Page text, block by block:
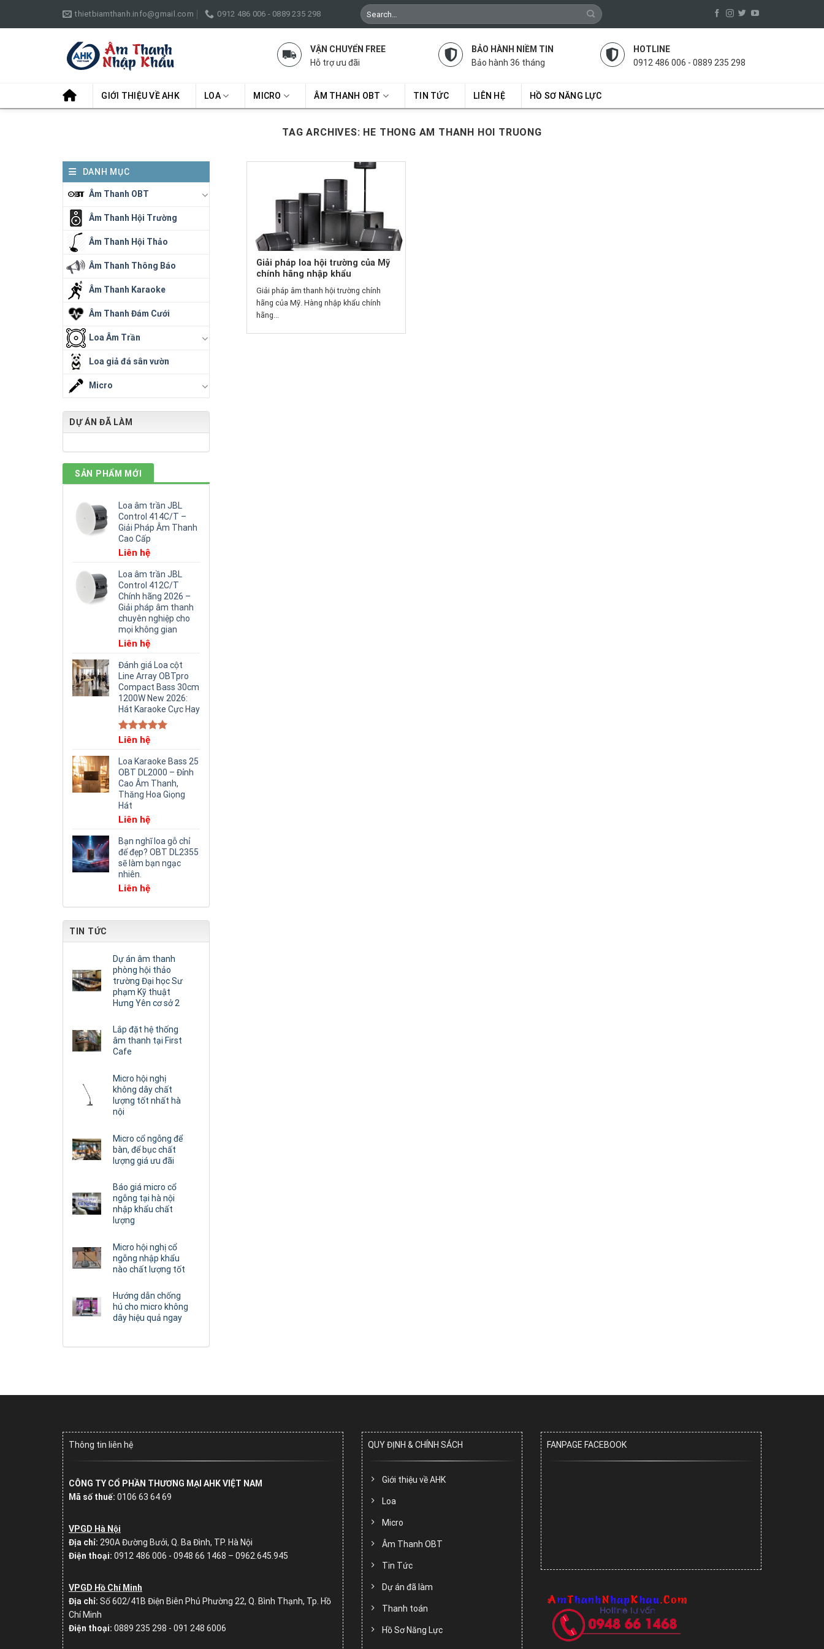
thietbiamthanh.info@gmail.com 0912 486 006 - 0889 235 298
Search
for:
VẬN CHUYỂN FREE
Hỗ trợ ưu đãi
BẢO HÀNH NIỀM TIN
Bảo hành 36 tháng
HOTLINE
0912 486 006 - 0889 235 298
GIỚI THIỆU VỀ AHK LOA MICRO ÂM THANH OBT TIN TỨC LIÊN HỆ HỒ SƠ NĂNG LỰC
TAG ARCHIVES: HE THONG AM THANH HOI TRUONG
DANH MỤC
Âm Thanh OBT
Âm Thanh Hội Trường
Âm Thanh Hội Thảo
Âm Thanh Thông Báo
Âm Thanh Karaoke
Âm Thanh Đám Cưới
Loa Âm Trần
Loa giả đá sân vườn
Micro
DỰ ÁN ĐÃ LÀM
SẢN PHẨM MỚI
Loa âm trần JBL
Control 414C/T –
Giải Pháp Âm Thanh
Cao Cấp
Liên hệ
Loa âm trần JBL
Control 412C/T
Chính hãng 2026 –
Giải pháp âm thanh
chuyên nghiệp cho
mọi không gian
Liên hệ
Đánh giá Loa cột
Line Array OBTpro
Compact Bass 30cm
1200W New 2026:
Hát Karaoke Cực Hay
Rated5.00
Liên hệ
Loa Karaoke Bass 25
OBT DL2000 – Đỉnh
Cao Âm Thanh,
Thăng Hoa Giọng
Hát
Liên hệ
Bạn nghĩ loa gỗ chỉ
để đẹp? OBT DL2355
sẽ làm bạn ngạc
nhiên.
Liên hệ
TIN TỨC
Dự án âm thanh
phòng hội thảo
trường Đại học Sư
phạm Kỹ thuật
Hưng Yên cơ sở 2
Lắp đặt hệ thống
âm thanh tại First
Cafe
Micro hội nghị
không dây chất
lượng tốt nhất hà
nội
Micro cổ ngỗng để
bàn, để bục chất
lượng giá ưu đãi
Báo giá micro cổ
ngỗng tại hà nội
nhập khẩu chất
lượng
Micro hội nghị cổ
ngỗng nhập khẩu
nào chất lượng tốt
Hướng dẫn chống
hú cho micro không
dây hiệu quả ngay
Giải pháp loa hội trường của Mỹ
chính hãng nhập khẩu
Giải pháp âm thanh hội trường chính
hãng của Mỹ. Hàng nhập khẩu chính
hãng...
Thông tin liên hệ
CÔNG TY CỔ PHẦN THƯƠNG MẠI AHK VIỆT NAM
Mã số thuế: 0106 63 64 69
VPGD Hà Nội
Địa chỉ: 290A Đường Bưởi, Q. Ba Đình, TP. Hà Nội
Điện thoại: 0912 486 006 - 0948 66 1468 – 0962.645.945
VPGD Hồ Chí Minh
Địa chỉ: Số602/41B Điện Biên Phủ Phường 22, Q. Bình Thạnh, Tp. Hồ
Chí Minh
Điện thoại: 0889 235 298 - 091 248 6006
QUY ĐỊNH & CHÍNH SÁCH
Giới thiệu về AHK
Loa
Micro
Âm Thanh OBT
Tin Tức
Dự án đã làm
Thanh toán
Hồ Sơ Năng Lực
FANPAGE FACEBOOK